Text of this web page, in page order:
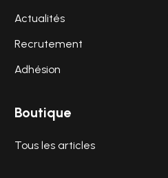
Actualités
Recrutement
Adhésion
Boutique
Tous les articles